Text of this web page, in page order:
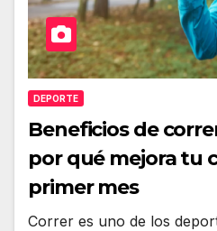
DEPORTE
Beneficios de
por qué mejora tu
primer mes
Correr es uno de los